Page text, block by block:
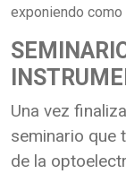
exponiendo
Una vez
seminario que
de la